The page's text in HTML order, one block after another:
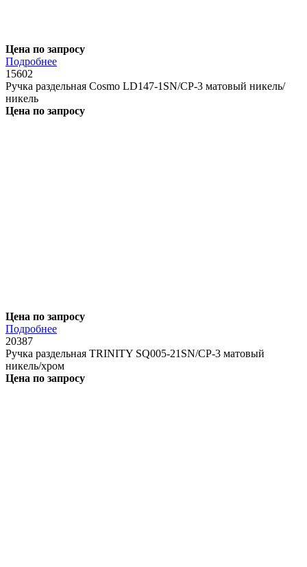
Цена по запросу
Подробнее
15602
Ручка раздельная Cosmo LD147-1SN/CP-3 матовый никель/
никель
Цена по запросу
Цена по запросу
Подробнее
20387
Ручка раздельная TRINITY SQ005-21SN/CP-3 матовый
никель/хром
Цена по запросу